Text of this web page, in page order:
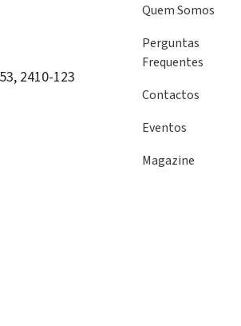
2410-123
Quem Somos
Perguntas
Frequentes
Contactos
Eventos
Magazine